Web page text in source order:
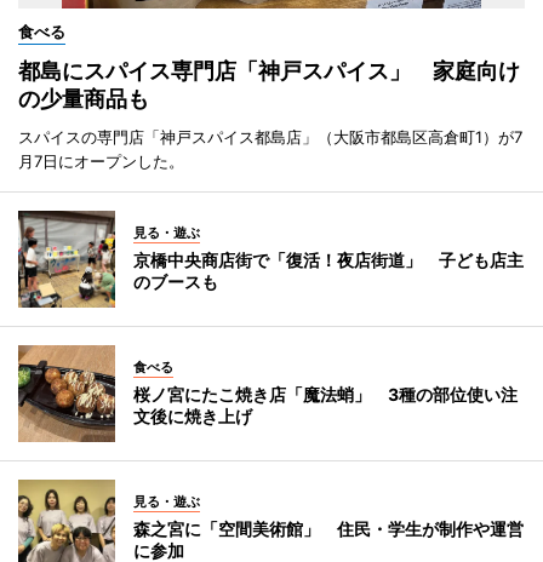
食べる
都島にスパイス専門店「神戸スパイス」 家庭向け
の少量商品も
スパイスの専門店「神戸スパイス都島店」（大阪市都島区高倉町1）が7
月7日にオープンした。
見る・遊ぶ
京橋中央商店街で「復活！夜店街道」 子ども店主
のブースも
食べる
桜ノ宮にたこ焼き店「魔法蛸」 3種の部位使い注
文後に焼き上げ
見る・遊ぶ
森之宮に「空間美術館」 住民・学生が制作や運営
に参加